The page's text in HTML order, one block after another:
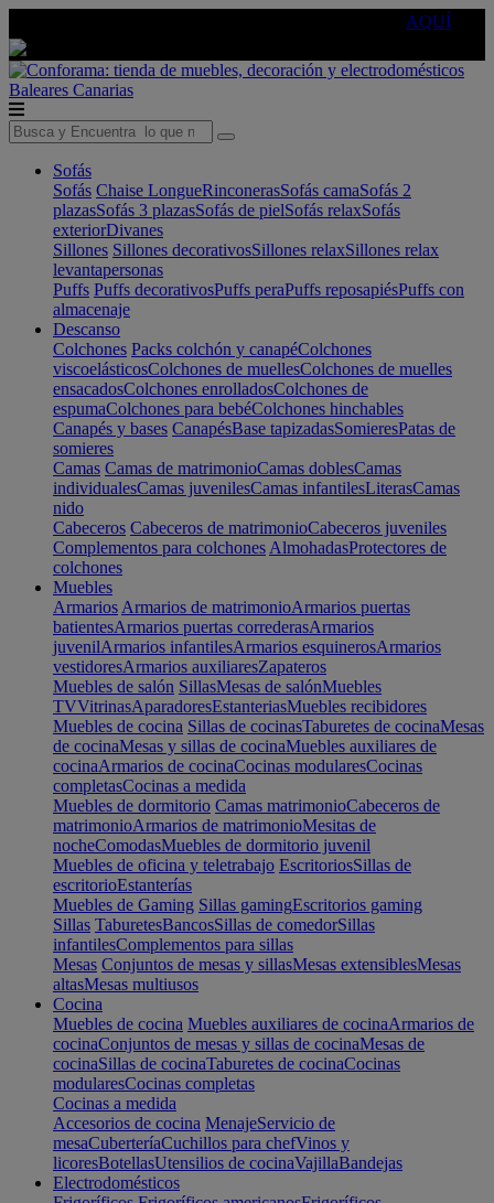
AQUÍ
Baleares Canarias
Sofás
Sofás Chaise LongueRinconerasSofás camaSofás 2
plazasSofás 3 plazasSofás de pielSofás relaxSofás
exteriorDivanes
Sillones Sillones decorativosSillones relaxSillones relax
levantapersonas
Puffs Puffs decorativosPuffs peraPuffs reposapiésPuffs con
almacenaje
Descanso
Colchones Packs colchón y canapéColchones
viscoelásticosColchones de muellesColchones de muelles
ensacadosColchones enrolladosColchones de
espumaColchones para bebéColchones hinchables
Canapés y bases CanapésBase tapizadasSomieresPatas de
somieres
Camas Camas de matrimonioCamas doblesCamas
individualesCamas juvenilesCamas infantilesLiterasCamas
nido
Cabeceros Cabeceros de matrimonioCabeceros juveniles
Complementos para colchones AlmohadasProtectores de
colchones
Muebles
Armarios Armarios de matrimonioArmarios puertas
batientesArmarios puertas correderasArmarios
juvenilArmarios infantilesArmarios esquinerosArmarios
vestidoresArmarios auxiliaresZapateros
Muebles de salón SillasMesas de salónMuebles
TVVitrinasAparadoresEstanteriasMuebles recibidores
Muebles de cocina Sillas de cocinasTaburetes de cocinaMesas
de cocinaMesas y sillas de cocinaMuebles auxiliares de
cocinaArmarios de cocinaCocinas modularesCocinas
completasCocinas a medida
Muebles de dormitorio Camas matrimonioCabeceros de
matrimonioArmarios de matrimonioMesitas de
nocheComodasMuebles de dormitorio juvenil
Muebles de oficina y teletrabajo EscritoriosSillas de
escritorioEstanterías
Muebles de Gaming Sillas gamingEscritorios gaming
Sillas TaburetesBancosSillas de comedorSillas
infantilesComplementos para sillas
Mesas Conjuntos de mesas y sillasMesas extensiblesMesas
altasMesas multiusos
Cocina
Muebles de cocina Muebles auxiliares de cocinaArmarios de
cocinaConjuntos de mesas y sillas de cocinaMesas de
cocinaSillas de cocinaTaburetes de cocinaCocinas
modularesCocinas completas
Cocinas a medida
Accesorios de cocina MenajeServicio de
mesaCuberteríaCuchillos para chefVinos y
licoresBotellasUtensilios de cocinaVajillaBandejas
Electrodomésticos